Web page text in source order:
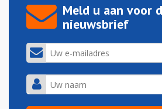
Meld u aan voor
nieuwsbrief